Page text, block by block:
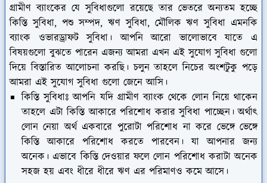
গ্রামীণ ব্যাংকের যে সুবিধাগুলো রয়েছে তার ভেতরে অন্যতম হচ্ছে
কিস্তি সুবিধা, পশু সম্পদ, ঋণ সুবিধা, মৌলিক ঋণ সুবিধা এমনকি
ব্যাংক ওভারড্রাফট সুবিধা। আপনি আরো ভালোভাবে যাতে এ
বিষয়গুলো বুঝতে পারেন এজন্য আমরা এখন এই সুযোগ সুবিধা গুলো
দিয়ে বিস্তারিত আলোচনা করছি। চলুন তাহলে নিচের অংশটুকু পড়ে
আমরা এই সুযোগ সুবিধা গুলো জেনে আসি।
কিস্তি সুবিধাঃ আপনি যদি গ্রামীণ ব্যাংক থেকে লোন নিয়ে থাকেন
তাহলে এটা কিস্তি আকারে পরিশোধ করার সুবিধা পাচ্ছেন। অর্থাৎ
লোন নেয়া অর্থ একবারে পুরোটা পরিশোধ না করে ভেঙ্গে ভেঙ্গে
কিস্তি আকারে পরিশোধ করতে পারবেন। যা আপনার জন্য
অনেক। এভাবে কিস্তি দেওয়ার ফলে লোন পরিশোধ করাটা অনেক
সহজ হয় এবং ধীরে ধীরে ঋণ এর পরিমাণও কমে আসে।